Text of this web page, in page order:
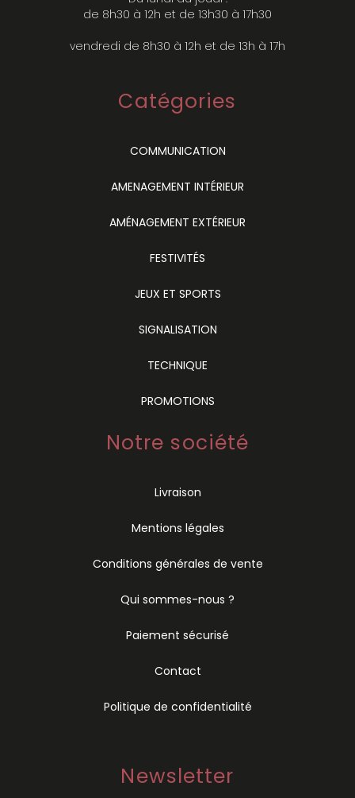
de 8h30 à 12h et de 13h30 à 17h30
vendredi de 8h30 à 12h et de 13h à 17h
Catégories
COMMUNICATION
AMENAGEMENT INTÉRIEUR
AMÉNAGEMENT EXTÉRIEUR
FESTIVITÉS
JEUX ET SPORTS
SIGNALISATION
TECHNIQUE
PROMOTIONS
Notre société
Livraison
Mentions légales
Conditions générales de vente
Qui sommes-nous ?
Paiement sécurisé
Contact
Politique de confidentialité
Newsletter